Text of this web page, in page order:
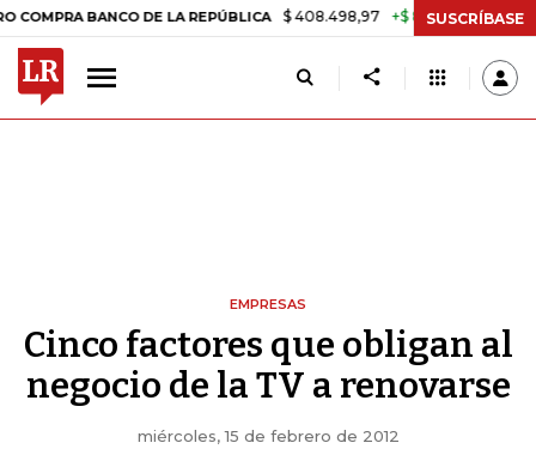
BANCO DE LA REPÚBLICA $ 408.498,97 +$ 8.753,81 +2,19%
SUSCRÍBASE
EMPRESAS
Cinco factores que obligan al
negocio de la TV a renovarse
miércoles, 15 de febrero de 2012